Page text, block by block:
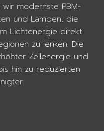
modernste PBM-
und Lampen, die
Lichtenergie direkt
zu lenken. Die
Zellenergie und
hin zu reduzierten